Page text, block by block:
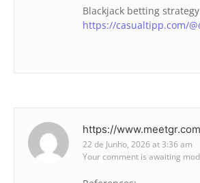
Blackjack betting strategy
https://casualtipp.com/
https://
22 de Junho, 2026 at 3:36 am
Your comment is awaiting